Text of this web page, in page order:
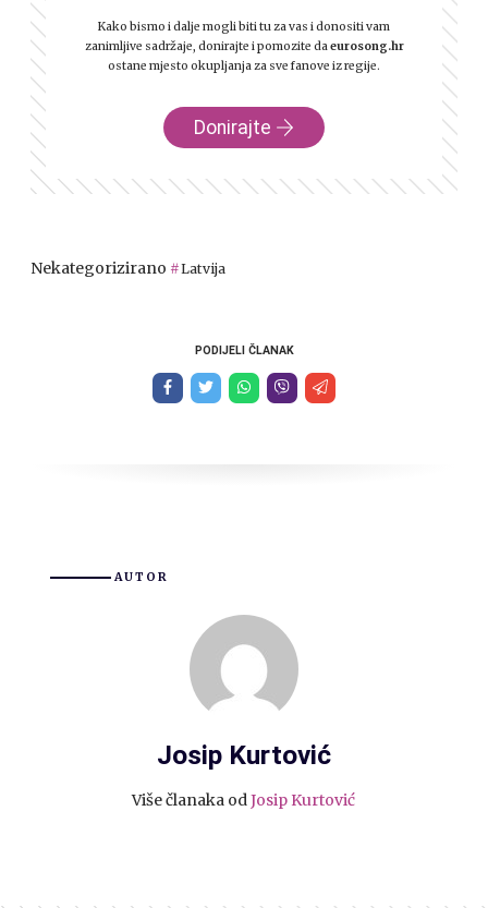
Kako bismo i dalje mogli biti tu za vas i donositi vam
zanimljive sadržaje, donirajte i pomozite daeurosong.hr
ostane mjesto okupljanja za sve fanove iz regije.
Donirajte
Nekategorizirano Latvija
PODIJELI ČLANAK
AUTOR
Josip Kurtović
Više članaka odJosip Kurtović